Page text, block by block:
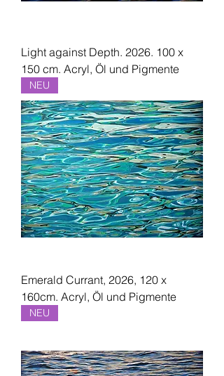
Light against Depth. 2026. 100 x
150 cm. Acryl, Öl und Pigmente
NEU
Emerald Currant, 2026, 120 x
160cm. Acryl, Öl und Pigmente
NEU